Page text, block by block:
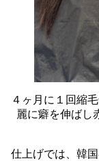
４ヶ月に１回縮
麗に癖を伸ばし
仕上げでは、韓